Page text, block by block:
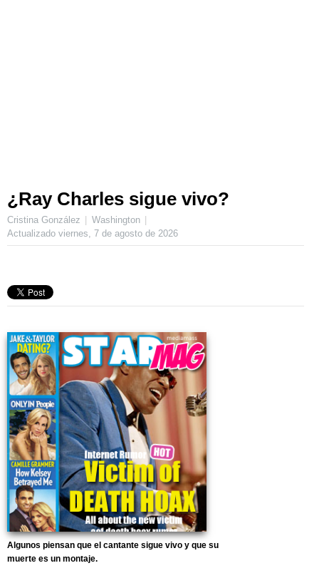
¿Ray Charles sigue vivo?
Cristina González
Washington
Actualizado viernes, 7 de agosto de 2026
Algunos piensan que el cantante sigue vivo y que su
muerte es un montaje.